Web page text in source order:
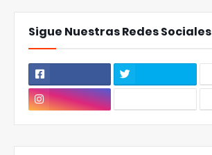
Sigue Nuestras Redes Sociales